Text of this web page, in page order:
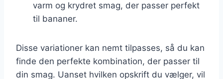
varm og krydret smag, der passer perfekt
til bananer.
Disse variationer kan nemt tilpasses, så du kan
finde den perfekte kombination, der passer til
din smag. Uanset hvilken opskrift du vælger, vil